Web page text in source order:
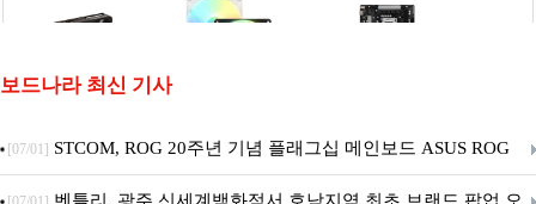
보드나라 최신 기사
[07/01] STCOM, ROG 20주년 기념 플래그십 메인보드 ASUS ROG
Crosshair X870E EDITION 20 국내 출시 예정